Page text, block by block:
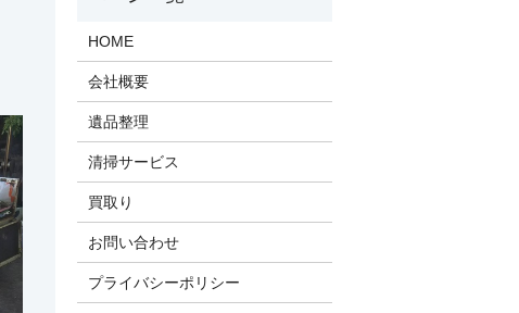
HOME
会社概要
遺品整理
清掃サービス
買取り
お問い合わせ
プライバシーポリシー